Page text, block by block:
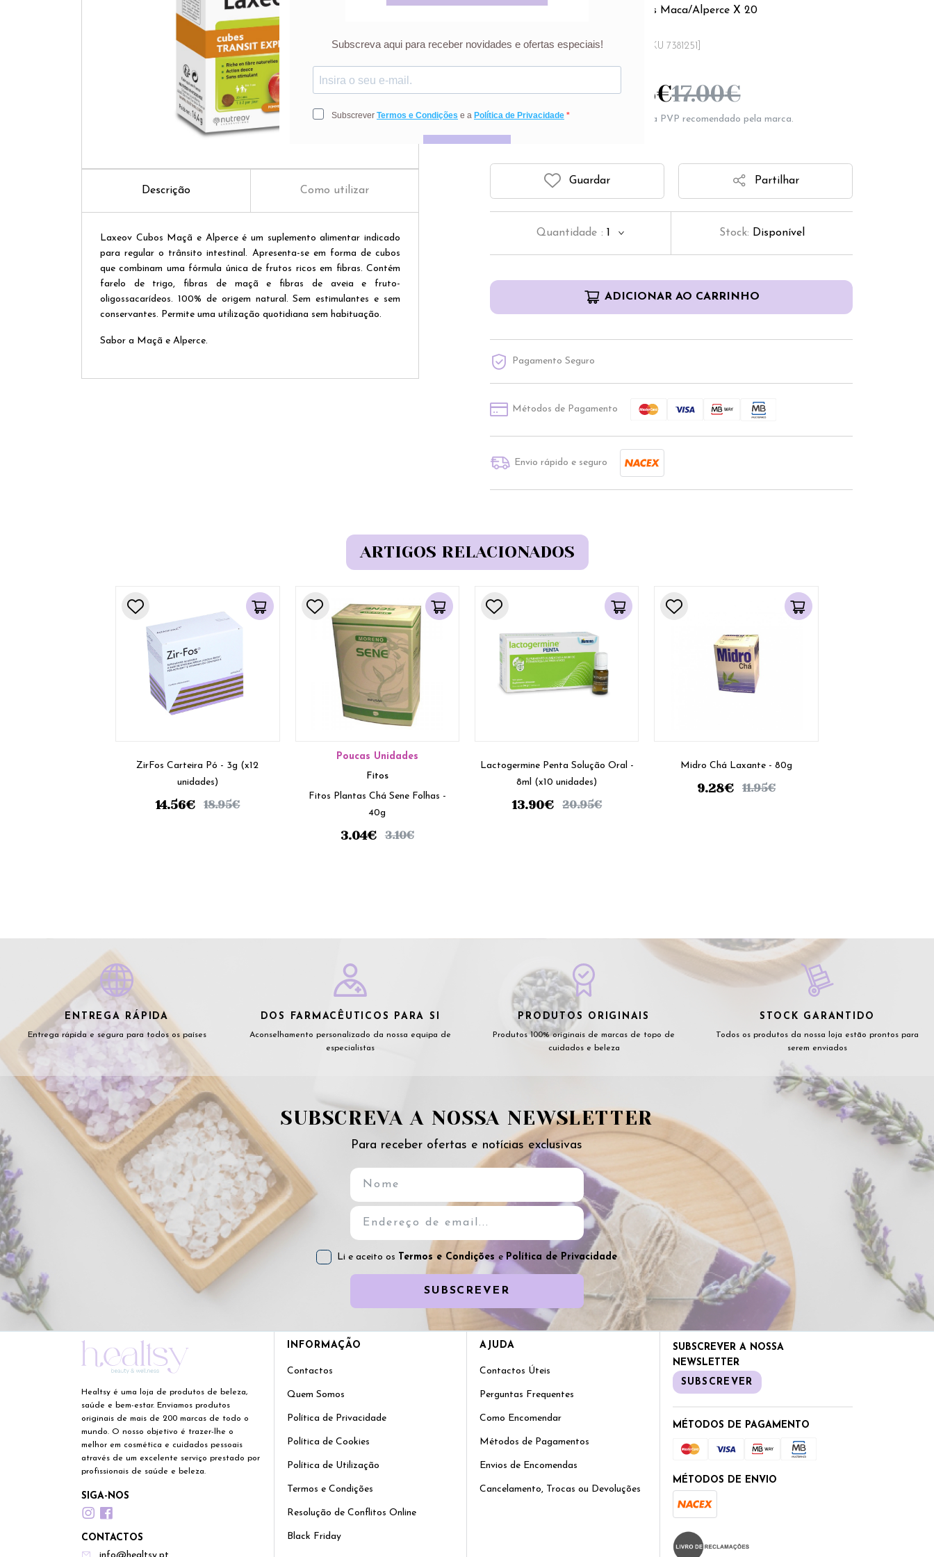
Descrição Como utilizar
Laxeov Cubos Maçã e Alperce é um suplemento alimentar indicado
para regular o trânsito intestinal. Apresenta-se em forma de cubos
que combinam uma fórmula única de frutos ricos em fibras. Contém
farelo de trigo, fibras de maçã e fibras de aveia e fruto-
oligossacarídeos. 100% de origem natural. Sem estimulantes e sem
conservantes. Permite uma utilização quotidiana sem habituação.
Sabor a Maçã e Alperce.
Laxeov Cubos Maca/Alperce X 20
[SKU 7381251]
15.05€17.00€
Preço riscado representa PVP recomendado pela marca.
Guardar Partilhar
Quantidade : 1 Stock: Disponível
ADICIONAR AO CARRINHO
Pagamento Seguro
Métodos de Pagamento
Envio rápido e seguro
ARTIGOS RELACIONADOS
ZirFos Carteira Pó - 3g (x12
unidades)
14.56€ 18.95€
Poucas Unidades
Fitos
Fitos Plantas Chá Sene Folhas -
40g
3.04€ 3.10€
Lactogermine Penta Solução Oral -
8ml (x10 unidades)
13.90€ 20.95€
Midro Chá Laxante - 80g
9.28€ 11.95€
ENTREGA RÁPIDA
Entrega rápida e segura para todos os países
DOS FARMACÊUTICOS PARA SI
Aconselhamento personalizado da nossa equipa de
especialistas
PRODUTOS ORIGINAIS
Produtos 100% originais de marcas de topo de
cuidados e beleza
STOCK GARANTIDO
Todos os produtos da nossa loja estão prontos para
serem enviados
SUBSCREVA A NOSSA NEWSLETTER
Para receber ofertas e notícias exclusivas
Li e aceito os Termos e CondiçõesePolítica de Privacidade
SUBSCREVER
Healtsy é uma loja de produtos de beleza,
saúde e bem-estar. Enviamos produtos
originais de mais de 200 marcas de todo o
mundo. O nosso objetivo é trazer-lhe o
melhor em cosmética e cuidados pessoais
através de um excelente serviço prestado por
profissionais de saúde e beleza.
SIGA-NOS
CONTACTOS
INFORMAÇÃO
Contactos
Quem Somos
Política de Privacidade
Política de Cookies
Política de Utilização
Termos e Condições
Resolução de Conflitos Online
Black Friday
AJUDA
Contactos Úteis
Perguntas Frequentes
Como Encomendar
Métodos de Pagamentos
Envios de Encomendas
Cancelamento, Trocas ou Devoluções
SUBSCREVER A NOSSA
NEWSLETTER
SUBSCREVER
MÉTODOS DE PAGAMENTO
MÉTODOS DE ENVIO